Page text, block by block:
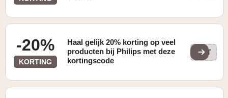
-20%
KORTING
Haal gelijk 20% korting op veel
producten bij Philips met deze
kortingscode
DOT